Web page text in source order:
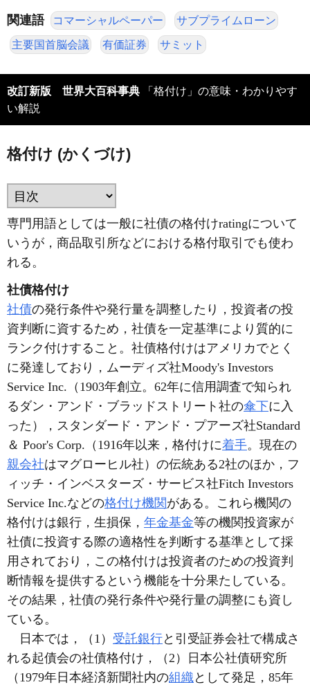
関連語 コマーシャルペーパー サブプライムローン
主要国首脳会議 有価証券 サミット
改訂新版 世界大百科事典 「格付け」の意味・わかりやす
い解説
格付け (かくづけ)
専門用語としては一般に社債の格付けratingについて
いうが，商品取引所などにおける格付取引でも使わ
れる。
社債格付け
社債の発行条件や発行量を調整したり，投資者の投
資判断に資するため，社債を一定基準により質的に
ランク付けすること。社債格付けはアメリカでとく
に発達しており，ムーディズ社Moody's Investors
Service Inc.（1903年創立。62年に信用調査で知られ
るダン・アンド・ブラッドストリート社の傘下に入
った），スタンダード・アンド・プアーズ社Standard
＆ Poor's Corp.（1916年以来，格付けに着手。現在の
親会社はマグローヒル社）の伝統ある2社のほか，フ
ィッチ・インベスターズ・サービス社Fitch Investors
Service Inc.などの格付け機関がある。これら機関の
格付けは銀行，生損保， 年金基金等の機関投資家が
社債に投資する際の適格性を判断する基準として採
用されており，この格付けは投資者のための投資判
断情報を提供するという機能を十分果たしている。
その結果，社債の発行条件や発行量の調整にも資し
ている。
日本では，（1） 受託銀行と引受証券会社で構成さ
れる起債会の社債格付け，（2）日本公社債研究所
（1979年日本経済新聞社内の組織として発足，85年